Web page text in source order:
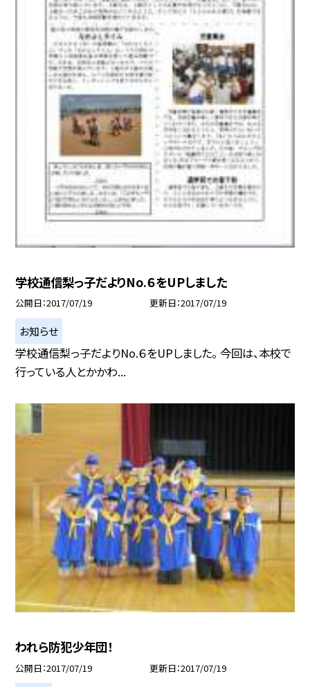
学校通信梨っ子だよりNo.６をUPしました
公開日 2017/07/19 更新日 2017/07/19
お知らせ
学校通信梨っ子だよりNo.６をUPしました。 今回は、本校で
行っている人とかかわ...
われら防犯少年団！
公開日 2017/07/19 更新日 2017/07/19